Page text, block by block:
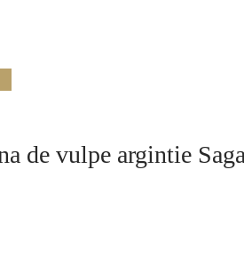
de vulpe argintie